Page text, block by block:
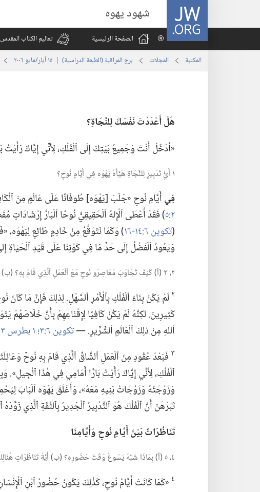
JW.ORG شهود يهوه
الصفحة الرئيسية
تعاليم الكتاب المقدس
المكتبة المجلات برج المراقبة (‏الطبعة الدراسية)‏ | ‏‎١٥‏ ‏‎أيار/مايو‏ ‎٢٠٠٦
هَلْ أَعْدَدْتَ نَفْسَكَ لِلنَّجَاةِ؟‏
‏«اُدْخُلْ أَنْتَ وَجَمِيعُ بَيْتِكَ إِلَى ٱلْفُلْكِ،‏ لِأَنِّي إِيَّاكَ
١ أَيُّ تَدْبِيرٍ لِلنَّجَاةِ هَيَّأَهُ يَهْوَه فِي أَيَّامِ نُوحٍ؟‏
فِيأَيَّامِ نُوحٍ «جَلَبَ [يَهْوَه] طُوفَانًا عَلَى عَالَمٍ مِنَ
٢:‏٥ ‏)‏ فَقَدْ أَعْطَى ٱلْإِلهُ ٱلْحَقِيقِيُّ نُوحًا ٱلْبَارَّ إِرْشَادَاتٍ
(‏تكوين ٦:‏١٤-‏١٦
‏)‏ وَكَمَا نَتَوَقَّعُ مِنْ خَادِمٍ طَائِعٍ
وَيَعُودُ ٱلْفَضْلُ إِلَى حَدٍّ مَا فِي كَوْنِنَا عَلَى قَيْدِ
٢،‏ ٣ (‏أ)‏ كَيْفَ تَجَاوَبَ مُعَاصِرُو نُوحٍ مَعَ ٱلْعَمَلِ ٱلَّذِي قَامَ بِهِ؟‏ (‏ب)‏ بِأَيَّةِ ثِقَةٍ دَخَلَ نُوحٌ ٱلْفُلْكَ؟‏
٢لَمْ يَكُنْ بِنَاءُ ٱلْفُلْكِ بِٱلْأَمْرِ ٱلسَّهْلِ.‏ لِذلِكَ فَإِنَّ مَا
كَثِيرِينَ.‏ لكِنَّهُ لَمْ يَكُنْ كَافِيًا لِإِقْنَاعِهِمْ بِأَنَّ خَلَاصَهُمْ
ٱللهِ مِنْ ذلِكَ ٱلْعَالَمِ ٱلشِّرِّيرِ.‏ —‏تكوين ٦:‏٣؛‏
٣ فَبَعْدَ عُقُودٍ مِنَ ٱلْعَمَلِ ٱلشَّاقِّ ٱلَّذِي قَامَ بِهِ نُوحٌ
ٱلْفُلْكِ،‏ لِأَنِّي إِيَّاكَ رَأَيْتُ بَارًّا أَمَامِي فِي هٰذَا ٱلْجِيلِ».‏
وَزَوْجَتُهُ وَزَوْجَاتُ بَنِيهِ مَعَهُ»،‏ وَأَغْلَقَ يَهْوَه ٱلْبَابَ
تَبَرْهَنَ أَنَّ ٱلْفُلْكَ هُوَ ٱلتَّدْبِيرُ ٱلْجَدِيرُ بِٱلثِّقَةِ ٱلَّذِي
تَنَاظُرَاتٌ بَيْنَ أَيَّامِ نُوحٍ وَأَيَّامِنَا
٤،‏ ٥ (‏أ)‏ بِمَاذَا شَبَّهَ يَسُوعُ وَقْتَ حُضُورِهِ؟‏ (‏ب)‏ أَيَّةُ تَنَاظُرَاتٍ هُنَالِكَ بَيْنَ أَيَّامِ نُوحٍ وَأَيَّامِنَا؟‏
٤ ‏«كَمَا كَانَتْ أَيَّامُ نُوحٍ،‏ كَذٰلِكَ يَكُونُ حُضُورُ ٱبْنِ